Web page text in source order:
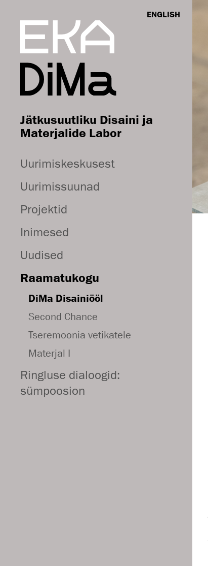
Jätkusuutliku Disaini ja
Materjalide Labor
Uurimiskeskusest
Uurimissuunad
Projektid
Inimesed
Uudised
Raamatukogu
DiMa Disainiööl
Second Chance
Tseremoonia vetikatele
Materjal I
Ringluse dialoogid:
sümpoosion
ENGLISH